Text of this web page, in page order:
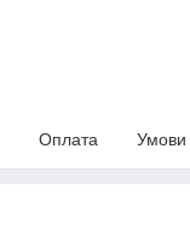
Оплата Умови